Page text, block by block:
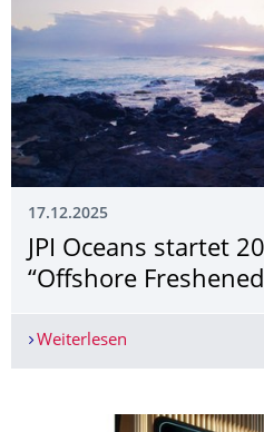
17.12.2025
JPI Oceans startet
“Offshore
Weiterlesen